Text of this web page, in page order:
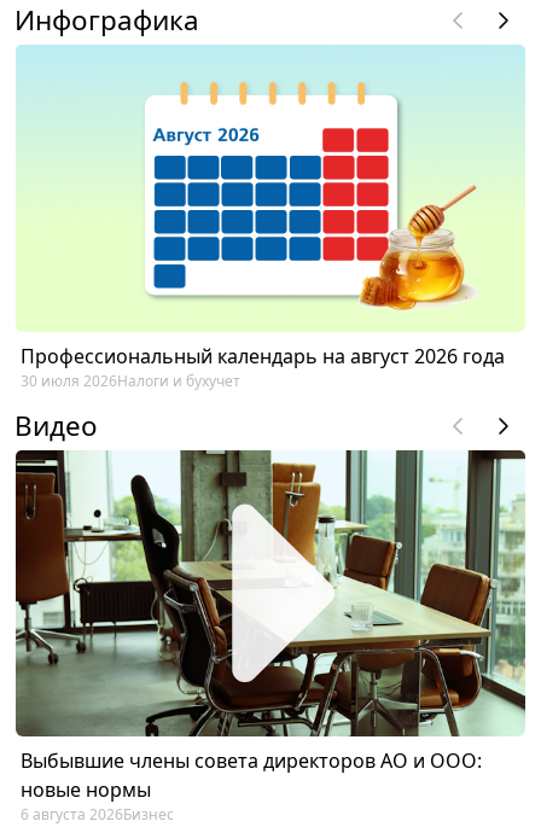
Инфографика
Профессиональный календарь на август 2026 года
30 июля 2026Налоги и бухучет
Видео
Выбывшие члены совета директоров АО и ООО:
новые нормы
6 августа 2026Бизнес